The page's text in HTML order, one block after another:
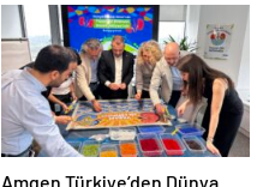
Amgen Türkiye’den Dünya